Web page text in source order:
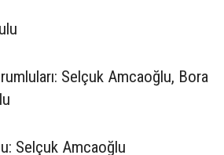
Selçuk Amcaoğlu, Bora
Selçuk Amcaoğlu